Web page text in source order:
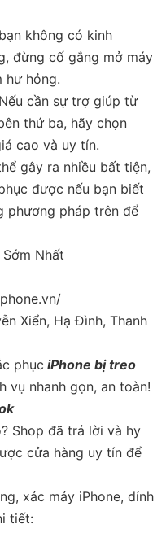
không có kinh
đừng cố gắng mở máy
hư hỏng.
cần sự trợ giúp từ
thứ ba, hãy chọn
cao và uy tín.
gây ra nhiều bất tiện,
được nếu bạn biết
phương pháp trên để
Nhất
Xiển, Hạ Đình, Thanh
phục iPhone bị treo
vụ nhanh gọn, an toàn!
Shop đã trả lời và hy
cửa hàng uy tín để
xác máy iPhone, dính
tiết: